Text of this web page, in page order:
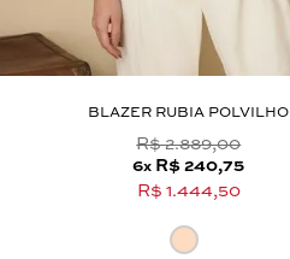
BLAZER RUBIA POLVILHO
R$ 2.889,00
6x R$ 240,75
R$ 1.444,50